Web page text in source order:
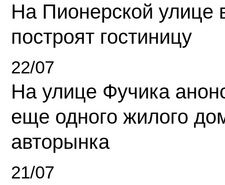
На Пионерской улице
построят гостиницу
22/07
На улице Фучика
еще одного жилого
авторынка
21/07